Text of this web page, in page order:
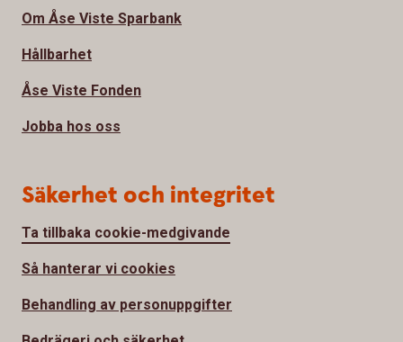
Om Åse Viste Sparbank
Hållbarhet
Åse Viste Fonden
Jobba hos oss
Säkerhet och integritet
Ta tillbaka cookie-medgivande
Så hanterar vi cookies
Behandling av personuppgifter